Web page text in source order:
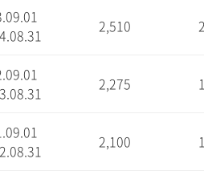
2,510
2,275
2,100